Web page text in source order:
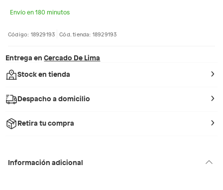
Envío en 180 minutos
Código: 18929193 Cód. tienda: 18929193
Entrega en Cercado De Lima
Stock en tienda
Despacho a domicilio
Retira tu compra
Información adicional